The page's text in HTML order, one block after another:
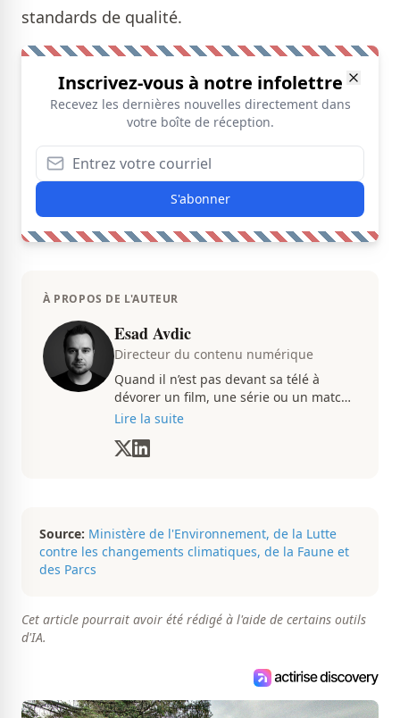
standards de qualité.
Inscrivez-vous à notre infolettre
Recevez les dernières nouvelles directement dans
votre boîte de réception.
S'abonner
À PROPOS DE L'AUTEUR
Esad Avdic
Directeur du contenu numérique
Quand il n’est pas devant sa télé à
dévorer un film, une série ou un match
du CH, Esad transmet avec passion
diverses nouvelles que ça soit dans le
Lire la suite
Source: Ministère de l'Environnement, de la Lutte
contre les changements climatiques, de la Faune et
des Parcs
Cet article pourrait avoir été rédigé à l'aide de certains outils
d'IA.